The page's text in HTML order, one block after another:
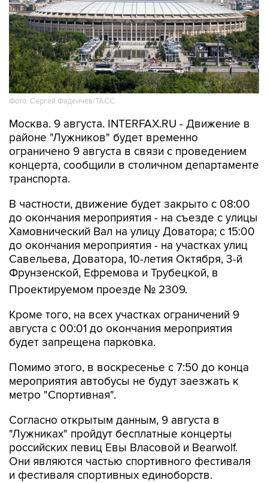
Фото: Сергей Фадеичев/ТАСС
Москва. 9 августа. INTERFAX.RU - Движение в
районе "Лужников" будет временно
ограничено 9 августа в связи с проведением
концерта, сообщили в столичном департаменте
транспорта.
В частности, движение будет закрыто с 08:00
до окончания мероприятия - на съезде с улицы
Хамовнический Вал на улицу Доватора; с 15:00
до окончания мероприятия - на участках улиц
Савельева, Доватора, 10-летия Октября, 3-й
Фрунзенской, Ефремова и Трубецкой, в
Проектируемом проезде № 2309.
Кроме того, на всех участках ограничений 9
августа с 00:01 до окончания мероприятия
будет запрещена парковка.
Помимо этого, в воскресенье с 7:50 до конца
мероприятия автобусы не будут заезжать к
метро "Спортивная".
Согласно открытым данным, 9 августа в
"Лужниках" пройдут бесплатные концерты
российских певиц Евы Власовой и Bearwolf.
Они являются частью спортивного фестиваля
и фестиваля спортивных единоборств.